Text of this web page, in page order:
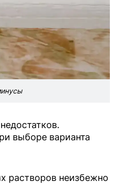
выборе варианта
растворов неизбежно